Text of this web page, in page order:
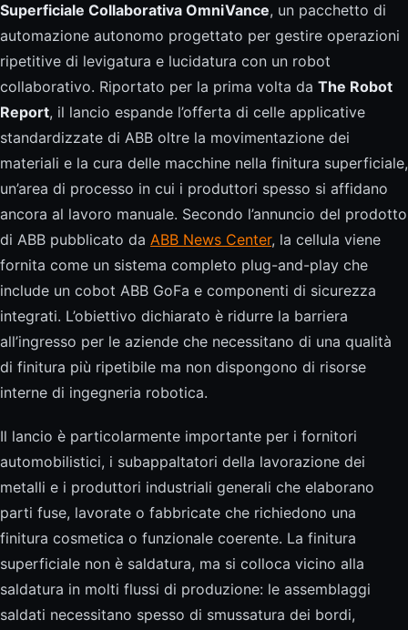
Superficiale Collaborativa OmniVance, un pacchetto di
automazione autonomo progettato per gestire operazioni
ripetitive di levigatura e lucidatura con un robot
collaborativo. Riportato per la prima volta da The Robot
Report, il lancio espande l’offerta di celle applicative
standardizzate di ABB oltre la movimentazione dei
materiali e la cura delle macchine nella finitura superficiale,
un’area di processo in cui i produttori spesso si affidano
ancora al lavoro manuale. Secondo l’annuncio del prodotto
di ABB pubblicato da ABB News Center, la cellula viene
fornita come un sistema completo plug-and-play che
include un cobot ABB GoFa e componenti di sicurezza
integrati. L’obiettivo dichiarato è ridurre la barriera
all’ingresso per le aziende che necessitano di una qualità
di finitura più ripetibile ma non dispongono di risorse
interne di ingegneria robotica.
Il lancio è particolarmente importante per i fornitori
automobilistici, i subappaltatori della lavorazione dei
metalli e i produttori industriali generali che elaborano
parti fuse, lavorate o fabbricate che richiedono una
finitura cosmetica o funzionale coerente. La finitura
superficiale non è saldatura, ma si colloca vicino alla
saldatura in molti flussi di produzione: le assemblaggi
saldati necessitano spesso di smussatura dei bordi,